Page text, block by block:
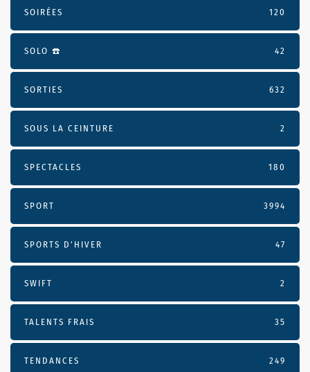
SOIRÉES 120
SOLO ☎️ 42
SORTIES 632
SOUS LA CEINTURE 2
SPECTACLES 180
SPORT 3994
SPORTS D'HIVER 47
SWIFT 2
TALENTS FRAIS 35
TENDANCES 249